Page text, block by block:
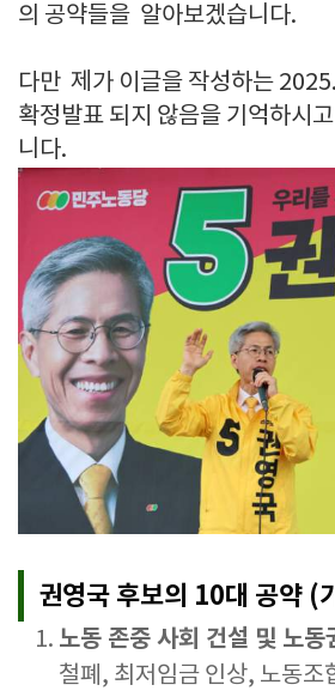
의 공약들을 알아보겠습니다.
다만 제가 이글을 작성하는
확정발표 되지 않음을 기억하시
니다.
권영국 후보의 10대 공약 (
노동 존중 사회 건설 및 노동
철폐, 최저임금 인상, 노동조